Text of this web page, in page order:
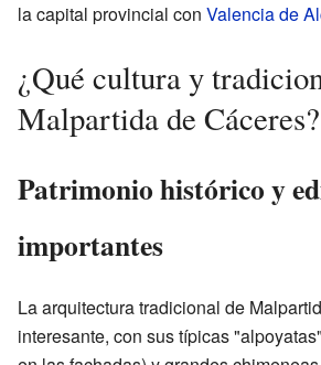
la capital provincial con Valencia de
¿Qué cultura y
Malpartida de Cáceres?
Patrimonio histórico y
importantes
La arquitectura tradicional de
interesante, con sus típicas